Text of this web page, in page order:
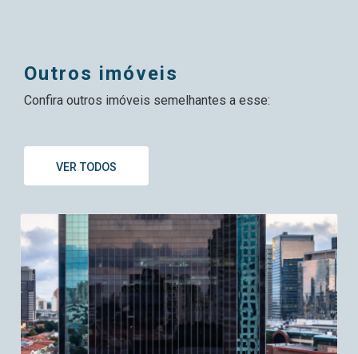
outros imóveis
Confira outros imóveis semelhantes a esse:
VER TODOS